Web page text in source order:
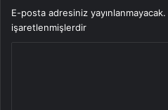
E-posta adresiniz yayınlanmayacak.
işaretlenmişlerdir